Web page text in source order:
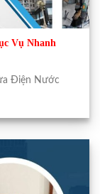
Vụ Nhanh
Điện Nước